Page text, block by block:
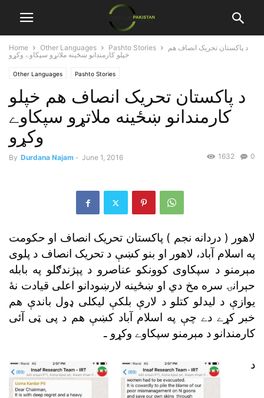
Home Other Languages Pashto Stories
د پاکستان تحريک انصاف هم
خپلو کارمندانو ښځينه ملاتړو سپکاوے وکړو
Other Languages Pashto Stories
د پاکستان تحريک انصاف هم خپلو
کارمندانو ښځينه ملاتړو سپکاوے
وکړو
By Durdana Najam - June 1, 2016 0
1632
لاهور ( دردانه نجم ) پاکستان تحريک انصاف او حکومت
په اسلام آباد، لاهور او بنو کښې د تحريک انصاف د پلوى
مېرمنو د سپکاوى کوونکو عناصرو د پېژندګلو په بابله
حېرانۍ سره مخ دي او ښځينه لارښودانو اعلى قيادت نۀ
يوازې د ليدلو کتلو د لارې بلکې ليکلى ډول باندې هم
خبر کړے دے چې په اسلام آباد کښې هم د پى ټى آئى
کارمندانو د مېرمنو سپکاوے وکړو ـ
د